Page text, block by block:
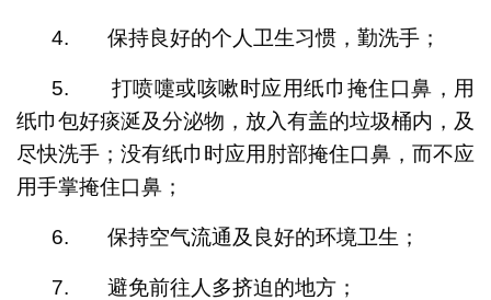
4. 保持良好的个人卫生习惯，勤洗手；
5. 打喷嚏或咳嗽时应用纸巾掩住口鼻，用
纸巾包好痰涎及分泌物，放入有盖的垃圾桶内，及
尽快洗手；没有纸巾时应用肘部掩住口鼻，而不应
用手掌掩住口鼻；
6. 保持空气流通及良好的环境卫生；
7. 避免前往人多挤迫的地方；